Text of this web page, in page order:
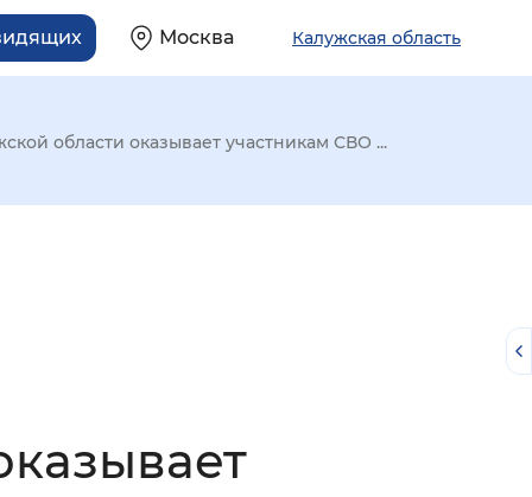
Москва Калужская область
области оказывает участникам СВО ...